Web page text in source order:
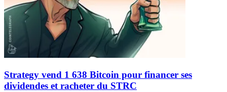
Strategy vend 1 638 Bitcoin pour financer ses
dividendes et racheter du STRC